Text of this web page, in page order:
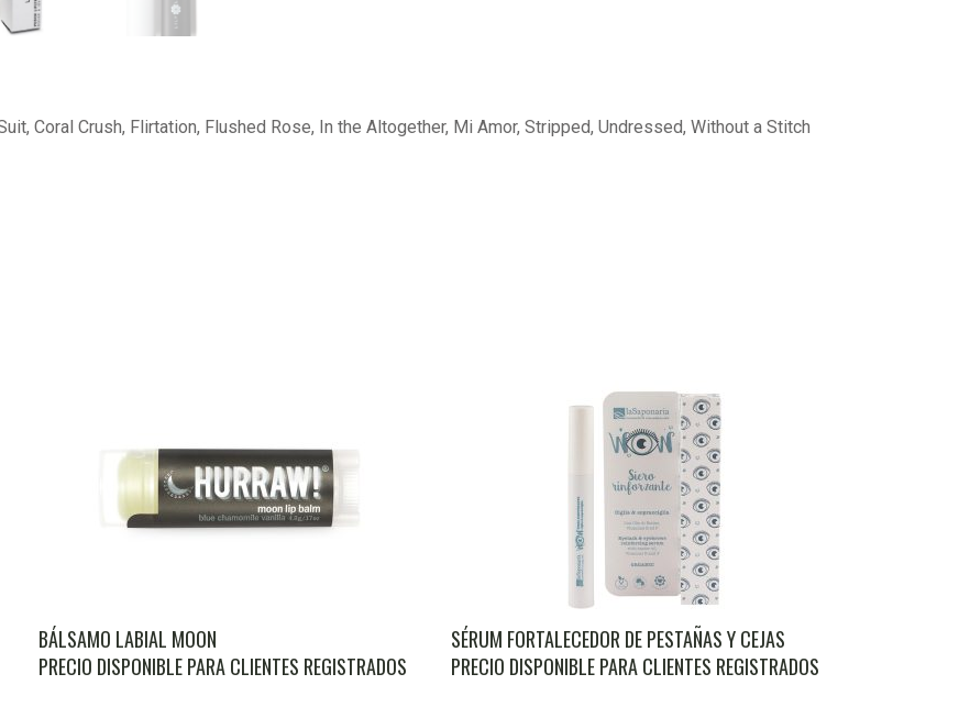
Coral Crush, Flirtation, Flushed Rose, In the Altogether, Mi Amor, Stripped, Undressed, Without a Stitch
BÁLSAMO LABIAL MOON
PRECIO DISPONIBLE PARA CLIENTES REGISTRADOS
SÉRUM FORTALECEDOR DE PESTAÑAS Y CEJAS
PRECIO DISPONIBLE PARA CLIENTES REGISTRADOS